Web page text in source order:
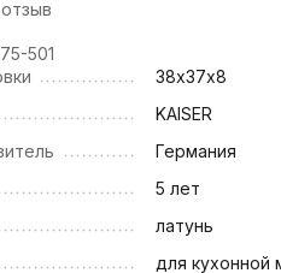
501
38х37х8
KAISER
Германия
5 лет
латунь
для кухонной